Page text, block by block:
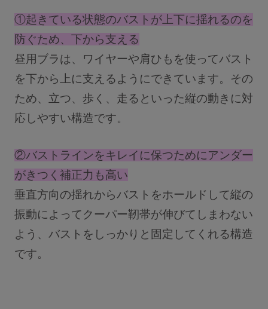
①起きている状態のバストが上下に揺れるのを
防ぐため、下から支える
昼用ブラは、ワイヤーや肩ひもを使ってバスト
を下から上に支えるようにできています。その
ため、立つ、歩く、走るといった縦の動きに対
応しやすい構造です。
②バストラインをキレイに保つためにアンダー
がきつく補正力も高い
垂直方向の揺れからバストをホールドして縦の
振動によってクーパー靭帯が伸びてしまわない
よう、バストをしっかりと固定してくれる構造
です。